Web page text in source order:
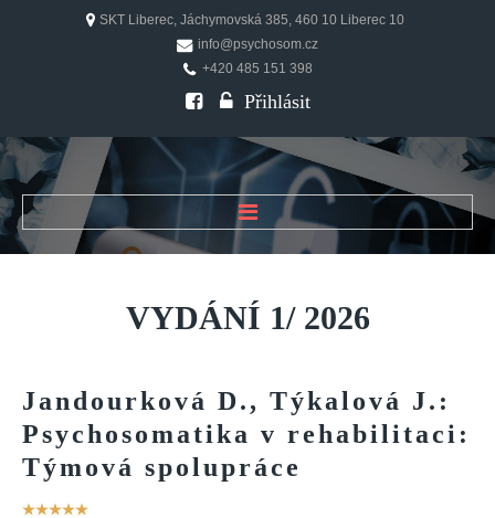
SKT Liberec, Jáchymovská 385, 460 10 Liberec 10
info@psychosom.cz
+420 485 151 398
Přihlásit
ÚVOD
O ČASOPISU
Historie
FAQ
Doporučení
PSYCHOSOM
VYDÁNÍ 1/ 2026
Jandourková D., Týkalová J.:
Psychosomatika v rehabilitaci:
Týmová spolupráce
Hodnocení